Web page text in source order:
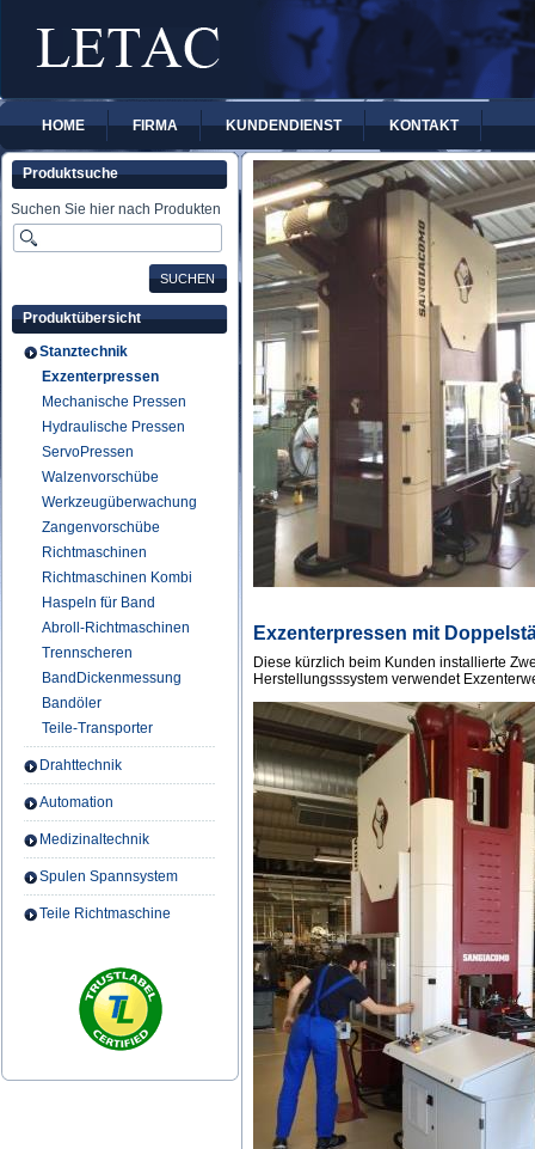
HOME FIRMA KUNDENDIENST KONTAKT
Produktsuche
Suchen Sie hier nach Produkten
Produktübersicht
Stanztechnik
Exzenterpressen
Mechanische Pressen
Hydraulische Pressen
ServoPressen
Walzenvorschübe
Werkzeugüberwachung
Zangenvorschübe
Richtmaschinen
Richtmaschinen Kombi
Haspeln für Band
Abroll-Richtmaschinen
Trennscheren
BandDickenmessung
Bandöler
Teile-Transporter
Drahttechnik
Automation
Medizinaltechnik
Spulen Spannsystem
Teile Richtmaschine
Exzenterpressen mit
Diese kürzlich beim Kunden installierte
Herstellungsssystem verwendet